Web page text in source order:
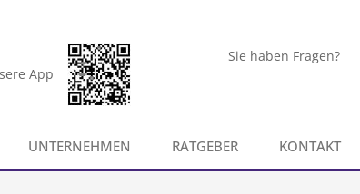
App
Sie haben Fragen?
UNTERNEHMEN RATGEBER KONTAKT